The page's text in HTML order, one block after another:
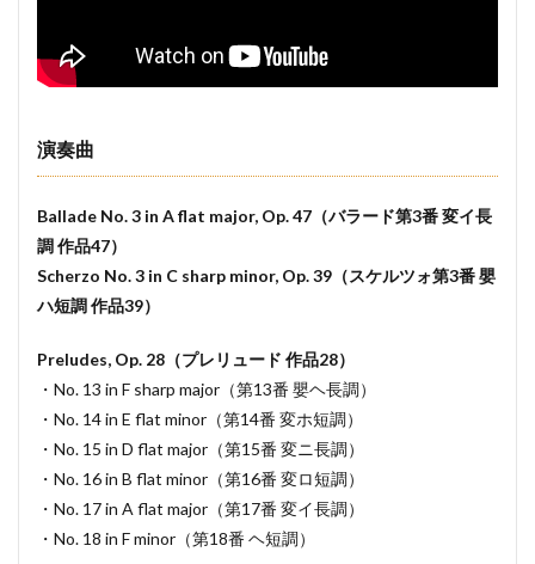
演奏曲
Ballade No. 3 in A flat major, Op. 47（バラード第3番 変イ長
調 作品47）
Scherzo No. 3 in C sharp minor, Op. 39（スケルツォ第3番 嬰
ハ短調 作品39）
Preludes, Op. 28（プレリュード 作品28）
・No. 13 in F sharp major（第13番 嬰ヘ長調）
・No. 14 in E flat minor（第14番 変ホ短調）
・No. 15 in D flat major（第15番 変ニ長調）
・No. 16 in B flat minor（第16番 変ロ短調）
・No. 17 in A flat major（第17番 変イ長調）
・No. 18 in F minor（第18番 ヘ短調）